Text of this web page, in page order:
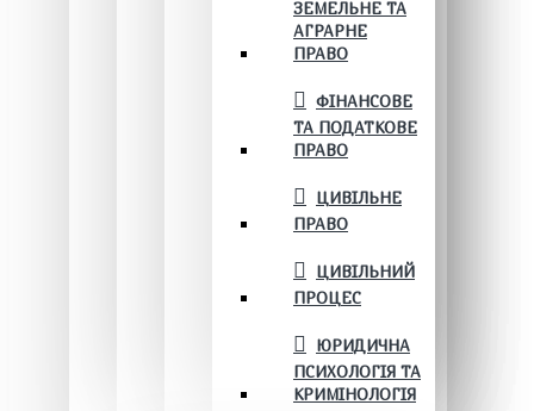
ЗЕМЕЛЬНЕ ТА
АГРАРНЕ
ПРАВО
ФІНАНСОВЕ
ТА ПОДАТКОВЕ
ПРАВО
ЦИВІЛЬНЕ
ПРАВО
ЦИВІЛЬНИЙ
ПРОЦЕС
ЮРИДИЧНА
ПСИХОЛОГІЯ ТА
КРИМІНОЛОГІЯ